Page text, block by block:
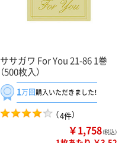
ササガワ For You 21-86 1巻
（500枚入）
1万回購入いただきました！
（4件）
￥1,758（税込）